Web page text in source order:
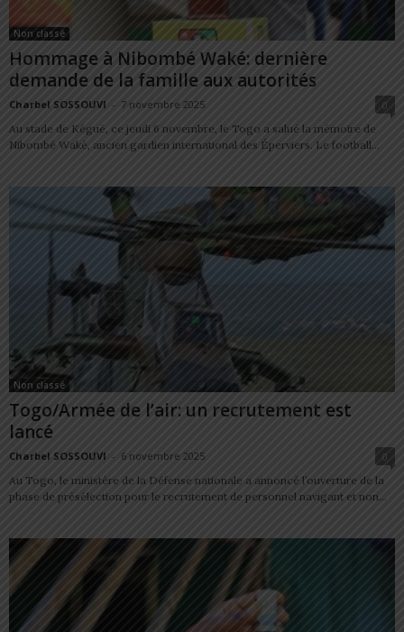
Non classé
Hommage à Nibombé Waké: dernière
demande de la famille aux autorités
Charbel SOSSOUVI - 7 novembre 2025
0
Au stade de Kégué, ce jeudi 6 novembre, le Togo a salué la mémoire de
Nibombé Waké, ancien gardien international des Éperviers. Le football...
Non classé
Togo/Armée de l’air: un recrutement est
lancé
Charbel SOSSOUVI - 6 novembre 2025
0
Au Togo, le ministère de la Défense nationale a annoncé l’ouverture de la
phase de présélection pour le recrutement de personnel navigant et non...